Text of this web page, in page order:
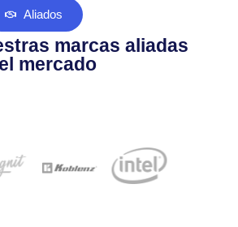
Aliados
marcas aliadas
mercado